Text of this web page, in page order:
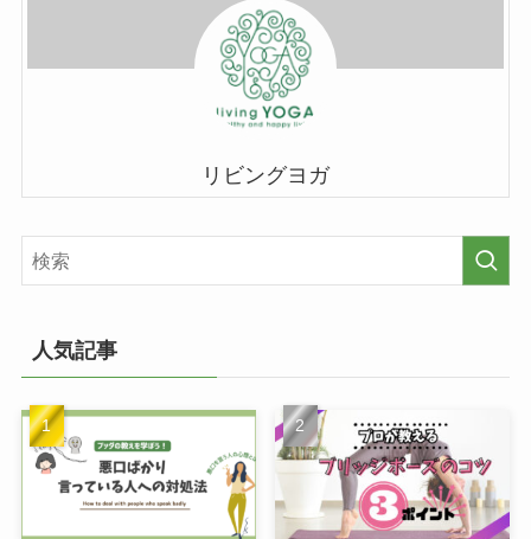
リビングヨガ
人気記事